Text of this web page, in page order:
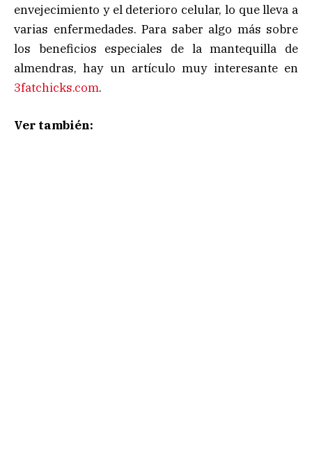
envejecimiento y el deterioro celular, lo que lleva a
varias enfermedades. Para saber algo más sobre
los beneficios especiales de la mantequilla de
almendras, hay un artículo muy interesante en
3fatchicks.com.
Ver también: